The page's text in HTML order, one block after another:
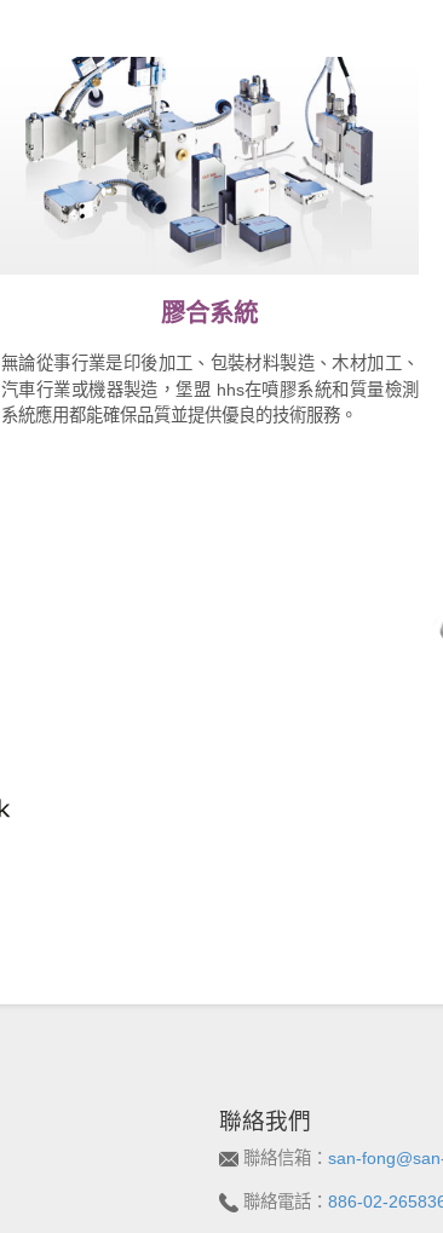
膠合系統
無論從事行業是印後加工、包裝材料製造、木材加工、
汽車行業或機器製造，堡盟 hhs在噴膠系統和質量檢測
系統應用都能確保品質並提供優良的技術服務。
聯絡我們
聯絡信箱：san-
聯絡電話：886-02-